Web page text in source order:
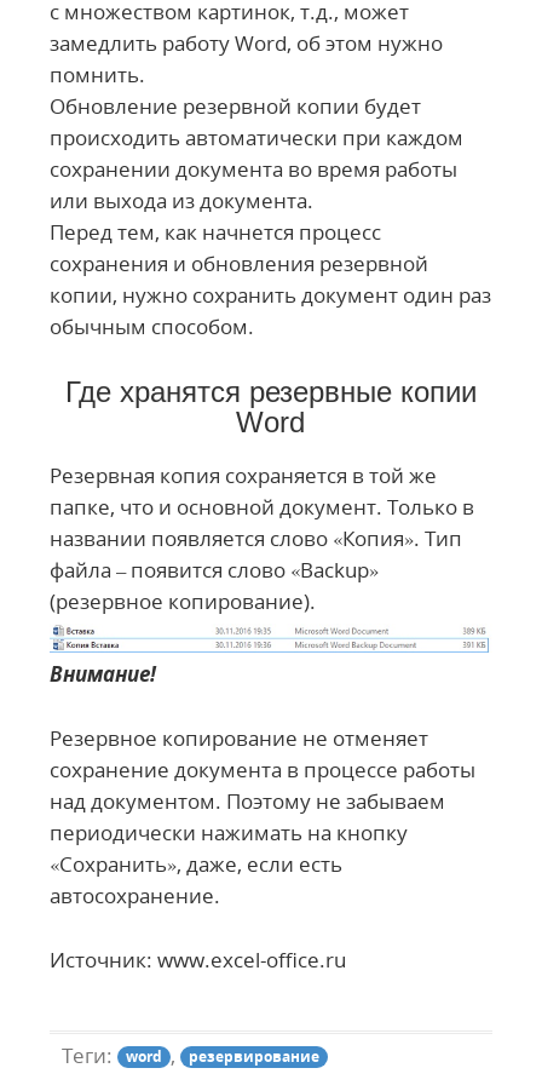
с множеством картинок, т.д., может
замедлить работу Word, об этом нужно
помнить.
Обновление резервной копии будет
происходить автоматически при каждом
сохранении документа во время работы
или выхода из документа.
Перед тем, как начнется процесс
сохранения и обновления резервной
копии, нужно сохранить документ один раз
обычным способом.
Где хранятся резервные копии
Word
Резервная копия сохраняется в той же
папке, что и основной документ. Только в
названии появляется слово «Копия». Тип
файла – появится слово «Backup»
(резервное копирование).
Внимание!
Резервное копирование не отменяет
сохранение документа в процессе работы
над документом. Поэтому не забываем
периодически нажимать на кнопку
«Сохранить», даже, если есть
автосохранение.
Источник: www.excel-office.ru
Теги: word , резервирование